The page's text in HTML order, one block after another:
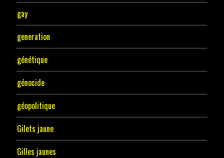
gay
generation
génétique
génocide
géopolitique
Gilets jaune
Gilles jaunes